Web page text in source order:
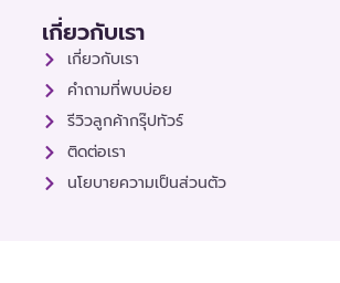
เกี่ยวกับเรา
เกี่ยวกับเรา
คำถามที่พบบ่อย
รีวิวลูกค้ากรุ๊ปทัวร์
ติดต่อเรา
นโยบายความเป็นส่วนตัว